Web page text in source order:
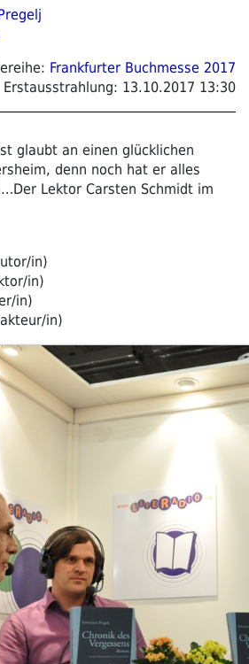
Frankfurter Buchmesse 2017
Erstausstrahlung: 13.10.2017 13:30
glaubt an einen glücklichen
denn noch hat er alles
Lektor Carsten Schmidt im
in)
in)
in)
in)